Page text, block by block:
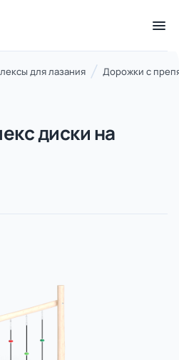
территорий
лазания
для лазания Дорожки с
диски на